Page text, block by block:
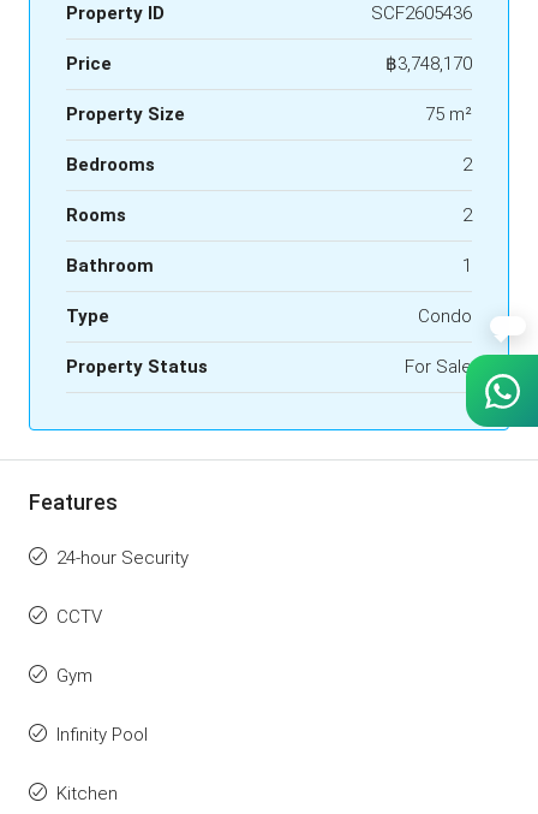
Property ID SCF2605436
Price ฿3,748,170
Property Size 75 m²
Bedrooms 2
Rooms 2
Bathroom 1
Type Condo
Property Status For Sale
Features
24-hour Security
CCTV
Gym
Infinity Pool
Kitchen